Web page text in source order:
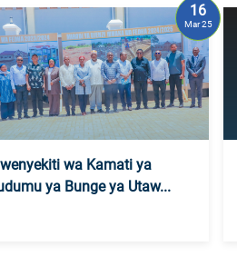
wa Kamati ya
ya Bunge ya Utaw...
16
Mar 25